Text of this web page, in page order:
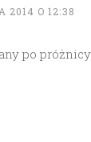
2014 O 12:38
po